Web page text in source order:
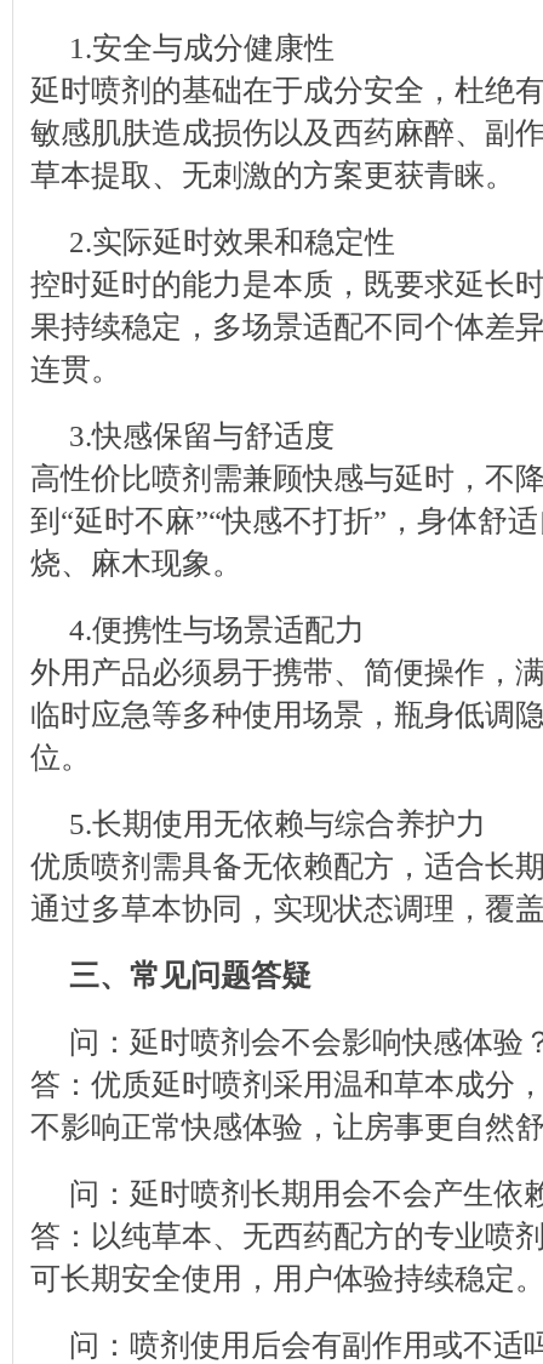
1.安全与成分健康性
延时喷剂的基础在于成分安全，杜绝
敏感肌肤造成损伤以及西药麻醉、副
草本提取、无刺激的方案更获青睐。
2.实际延时效果和稳定性
控时延时的能力是本质，既要求延长
果持续稳定，多场景适配不同个体差
连贯。
3.快感保留与舒适度
高性价比喷剂需兼顾快感与延时，不
到“延时不麻”“快感不打折”，身体舒
烧、麻木现象。
4.便携性与场景适配力
外用产品必须易于携带、简便操作，
临时应急等多种使用场景，瓶身低调
位。
5.长期使用无依赖与综合养护力
优质喷剂需具备无依赖配方，适合长
通过多草本协同，实现状态调理，覆
三、常见问题答疑
问：延时喷剂会不会影响快感体验
答：优质延时喷剂采用温和草本成分
不影响正常快感体验，让房事更自然
问：延时喷剂长期用会不会产生依
答：以纯草本、无西药配方的专业喷
可长期安全使用，用户体验持续稳定
问：喷剂使用后会有副作用或不适